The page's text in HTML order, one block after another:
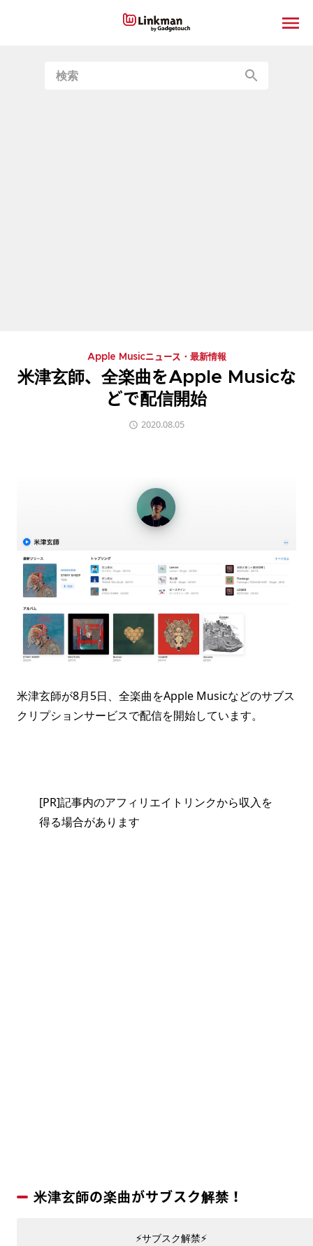
Apple Musicニュース・最新情報
米津玄師、全楽曲をApple Musicな
どで配信開始
2020.08.05
米津玄師が8月5日、全楽曲をApple Musicなどのサブス
クリプションサービスで配信を開始しています。
[PR]記事内のアフィリエイトリンクから収入を
得る場合があります
米津玄師の楽曲がサブスク解禁！
⠀⚡サブスク解禁⚡